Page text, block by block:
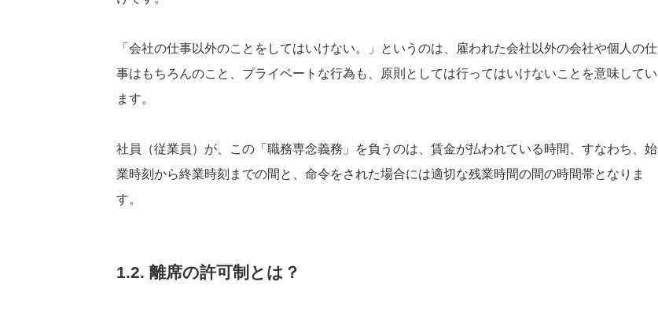
「会社の仕事以外のことをしてはいけない。」というのは、雇われた会社以外の会社や個人の仕
事はもちろんのこと、プライベートな行為も、原則としては行ってはいけないことを意味してい
ます。
社員（従業員）が、この「職務専念義務」を負うのは、賃金が払われている時間、すなわち、始
業時刻から終業時刻までの間と、命令をされた場合には適切な残業時間の間の時間帯となりま
す。
1.2. 離席の許可制とは？